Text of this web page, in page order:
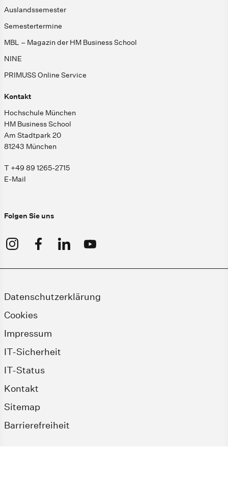
Auslandssemester
Semestertermine
MBL – Magazin der HM Business School
NINE
PRIMUSS Online Service
Kontakt
Hochschule München
HM Business School
Am Stadtpark 20
81243 München
T +49 89 1265-2715
E-Mail
Folgen Sie uns
Datenschutzerklärung
Cookies
Impressum
IT-Sicherheit
IT-Status
Kontakt
Sitemap
Barrierefreiheit